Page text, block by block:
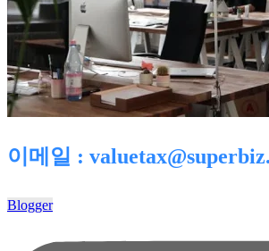
이메일 :
Blogger